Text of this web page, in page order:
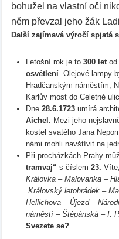
bohužel na vlastní oči
něm převzal jeho žák
Další zajímavá výročí spjatá
Letošní rok je to 300 letod
osvětlení. Olejové lampy
Hradčanským náměstím,
Karlův most do Celetné
Dne 28.6.1723umírá
Aichel. Mezi jeho
kostel svatého Jana
námi mohli navštívit na
Při procházkách Prahy
tramvaj“ s číslem 23.
Královka – Malovanka –
Královský letohrádek –
Hellichova – Újezd –
náměstí – Štěpánská – I.
Svezete se?